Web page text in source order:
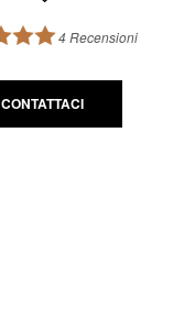
4 Recensioni
CONTATTACI